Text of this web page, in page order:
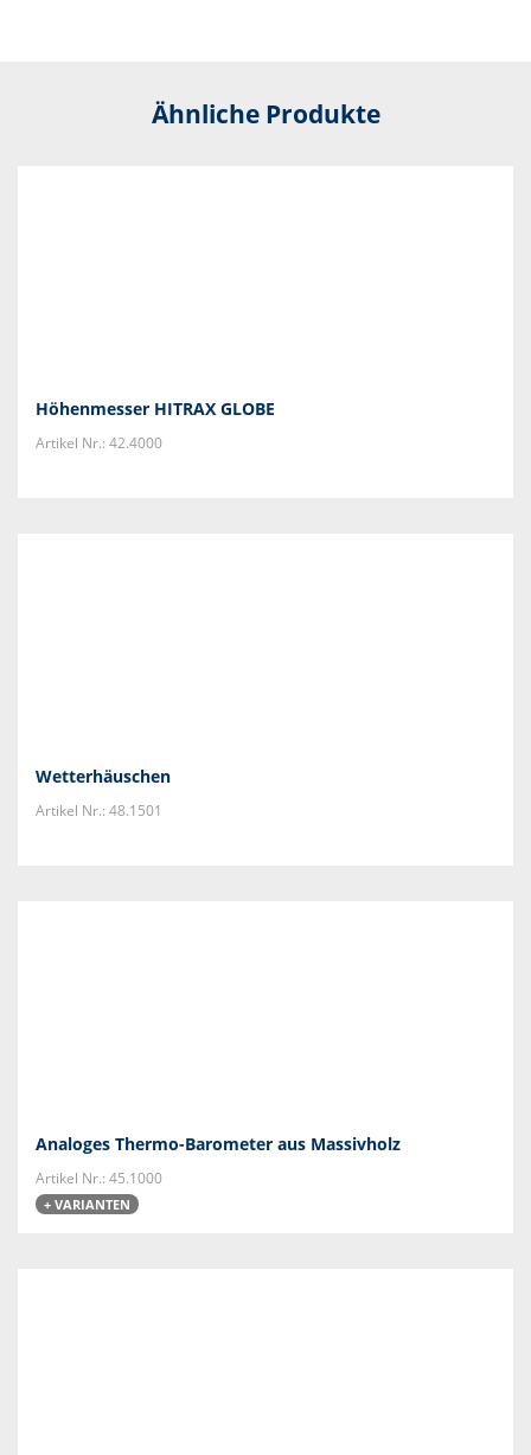
Ähnliche Produkte
Höhenmesser HITRAX GLOBE
Artikel Nr.: 42.4000
Wetterhäuschen
Artikel Nr.: 48.1501
Analoges Thermo-Barometer aus Massivholz
Artikel Nr.: 45.1000
+ VARIANTEN